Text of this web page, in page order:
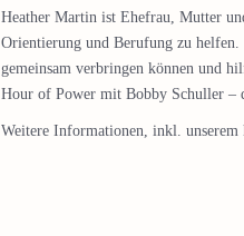
Heather Martin ist Ehefrau, Mutter
Orientierung und Berufung zu
gemeinsam verbringen können und
Hour of Power mit Bobby Schuller –
Weitere Informationen, inkl. unserem